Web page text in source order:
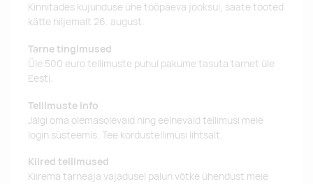
Kinnitades kujunduse ühe tööpäeva jooksul, saate tooted
kätte hiljemalt 26. august.
Tarne tingimused
Üle 500 euro tellimuste puhul pakume tasuta tarnet üle
Eesti.
Tellimuste info
Jälgi oma olemasolevaid ning eelnevaid tellimusi meie
login süsteemis. Tee kordustellimusi lihtsalt.
Kiired tellimused
Kiirema tarneaja vajadusel palun võtke ühendust meie